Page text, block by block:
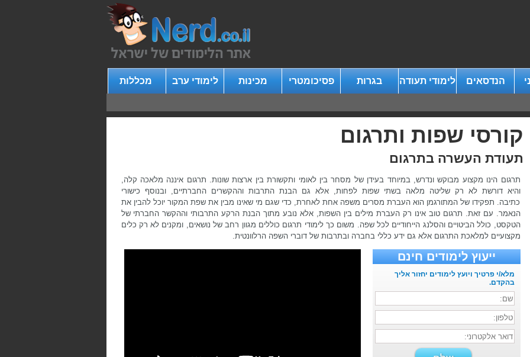
הנדסאים לימודי תעודה בגרות פסיכומטרי מכינות לימודי ערב מכללות
קורסי שפות ותרגום
תעודת העשרה בתרגום
תרגום הינו מקצוע מבוקש ונדרש, במיוחד בעידן של מסחר בין לאומי ותקשורת בין ארצות שונות. תרגום איננה מלאכה קלה,
והיא דורשת לא רק שליטה מלאה בשתי שפות לפחות, אלא גם הבנת התרבות וההקשרים החברתיים, ובנוסף כישורי
כתיבה. תפקידו של המתורגמן הוא העברת מסרים משפה אחת לאחרת, כדי שגם מי שאינו מבין את שפת המקור יוכל להבין את
הנאמר. עם זאת. תרגום טוב אינו רק העברת מילים בין השפות, אלא נובע מתוך הבנת הרקע התרבותי וההקשר החברתי של
הטקסט, כולל הביטויים והסלנג הייחודיים לכל שפה. משום כך לימודי תרגום כוללים מגוון רחב של נושאים, ומקנים לא רק כלים
מקצועיים למלאכת התרגום אלא גם ידע כללי בחברה ובתרבות של דוברי השפה הרלוונטית.
ייעוץ לימודים חינם
מלא/י פרטיך ויועץ לימודים יחזור אליך
בהקדם.